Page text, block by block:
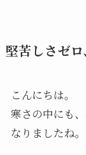
堅苦しさゼ
こんにちは。
寒さの中にも
なりましたね。